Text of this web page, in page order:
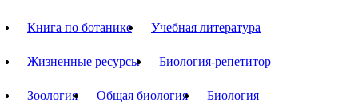
Книга по ботанике Учебная литература
Жизненные ресурсы Биология-репетитор
Зоология Общая биология Биология